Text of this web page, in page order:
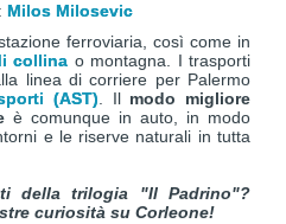
Milos Milosevic
ferroviaria, così come in
collina o montagna. I trasporti
linea di corriere per Palermo
(AST). Il modo migliore
è comunque in auto, in modo
e le riserve naturali in tutta
della trilogia "Il Padrino"?
curiosità su Corleone!